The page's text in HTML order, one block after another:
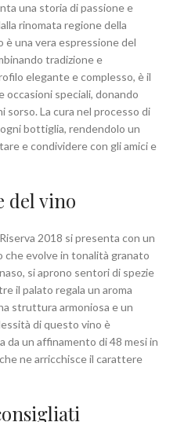
una storia di passione e
rinomata regione della
è una vera espressione del
tradizione e
elegante e complesso, è il
speciali, donando
sorso. La cura nel processo di
bottiglia, rendendolo un
e condividere con gli amici e
del vino
2018 si presenta con un
che evolve in tonalità granato
si aprono sentori di spezie
il palato regala un aroma
struttura armoniosa e un
di questo vino è
un affinamento di 48 mesi in
ne arricchisce il carattere